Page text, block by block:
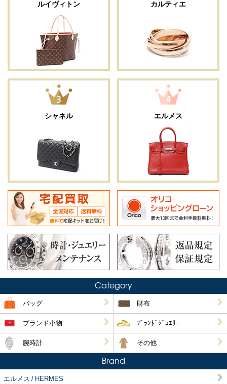
ルイヴィトン カルティエ
シャネル エルメス
Category
バッグ 財布
ブランド小物 ﾌﾞﾗﾝﾄﾞｼﾞｭｴﾘｰ
腕時計 その他
Brand
エルメス / HERMES